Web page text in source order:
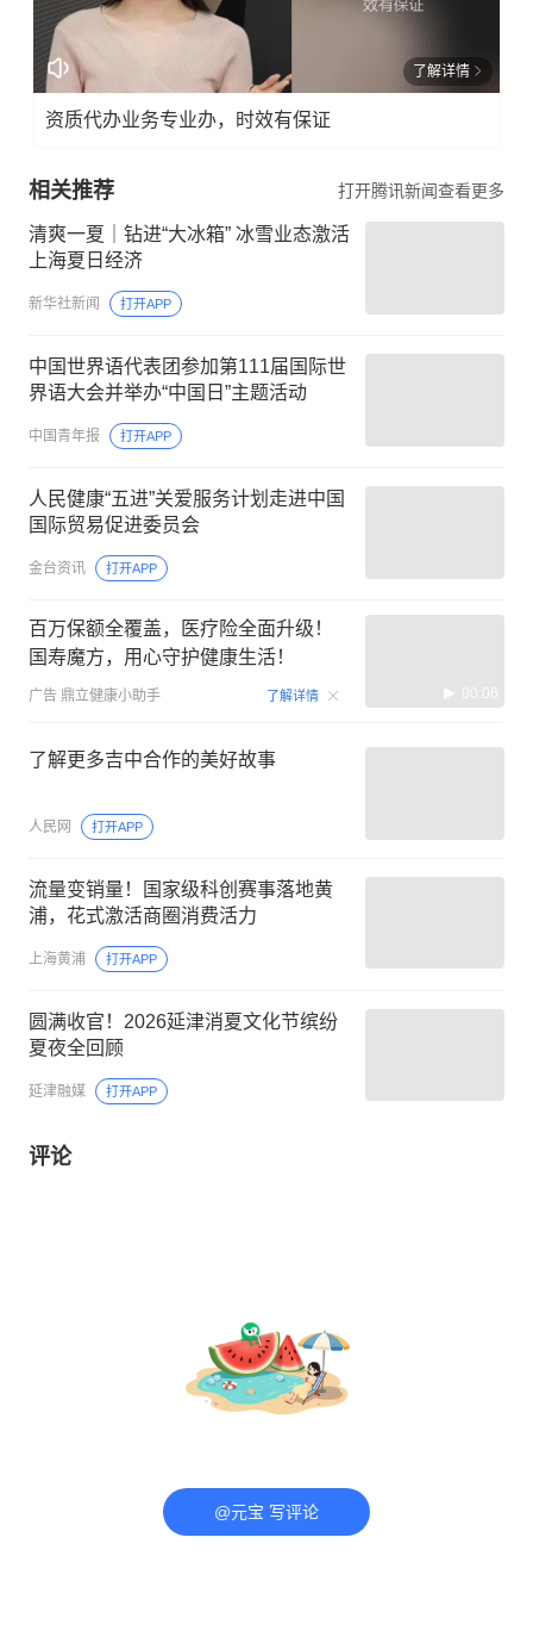
了解详情
资质代办业务专业办，时效有保证
相关推荐 打开腾讯新闻查看更多
清爽一夏｜钻进“大冰箱” 冰雪业态激活
上海夏日经济
新华社新闻 打开APP
中国世界语代表团参加第111届国际世
界语大会并举办“中国日”主题活动
中国青年报 打开APP
人民健康“五进”关爱服务计划走进中国
国际贸易促进委员会
金台资讯 打开APP
百万保额全覆盖，医疗险全面升级！
国寿魔方，用心守护健康生活！
广告 鼎立健康小助手 了解详情 00:06
了解更多吉中合作的美好故事
人民网 打开APP
流量变销量！国家级科创赛事落地黄
浦，花式激活商圈消费活力
上海黄浦 打开APP
圆满收官！2026延津消夏文化节缤纷
夏夜全回顾
延津融媒 打开APP
评论
@元宝 写评论